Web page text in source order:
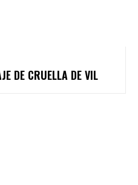
DE CRUELLA DE VIL